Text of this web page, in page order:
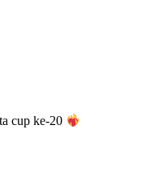
cup ke-20